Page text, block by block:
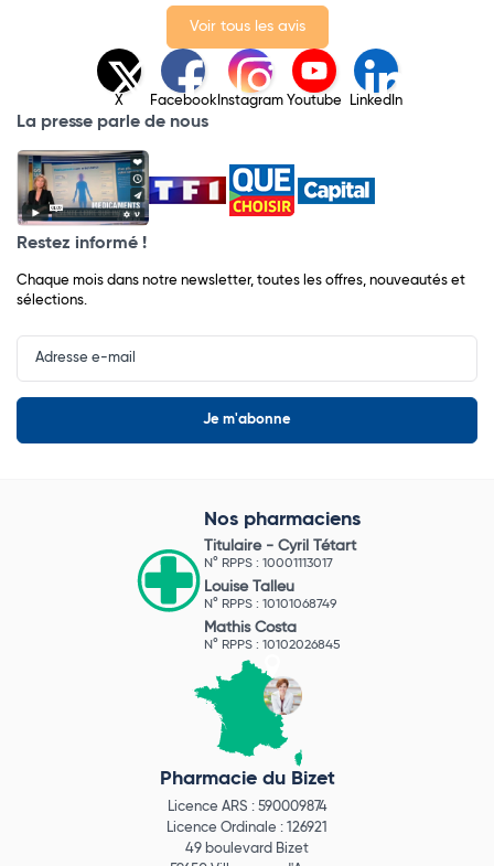
Voir tous les avis
X Facebook Instagram Youtube LinkedIn
La presse parle de nous
Restez informé !
Chaque mois dans notre newsletter, toutes les offres, nouveautés et
sélections.
Input
Newsletter
Nos pharmaciens
Titulaire - Cyril Tétart
N° RPPS : 10001113017
Louise Talleu
N° RPPS : 10101068749
Mathis Costa
N° RPPS : 10102026845
Pharmacie du Bizet
Licence ARS : 590009874
Licence Ordinale : 126921
49 boulevard Bizet